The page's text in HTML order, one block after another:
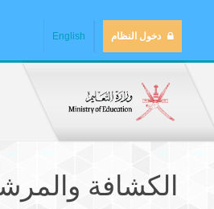
دخول النظام English
الكشافة